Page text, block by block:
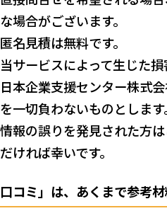
な場合がございます。
匿名見積は無料です。
当サービスによって生じた損
日本企業支援センター株式
を一切負わないものとします
情報の誤りを発見された方
だければ幸いです。
口コミ」は、あくまで参考